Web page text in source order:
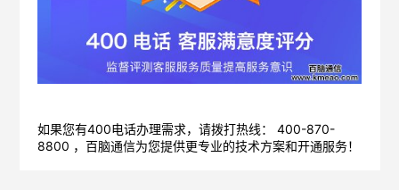
如果您有400电话办理需求，请拨打热线： 400-870-
8800 ，百脑通信为您提供更专业的技术方案和开通服务！